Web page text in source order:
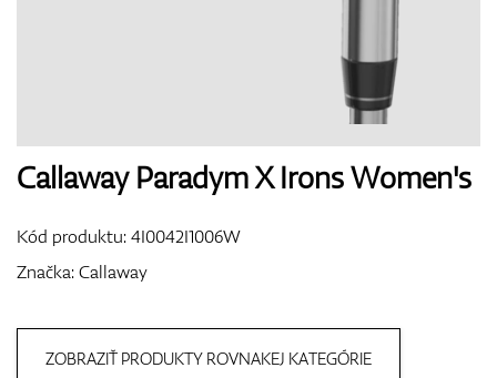
Bagy
Callaway Paradym X Irons Women's
Kód produktu:4I0042I1006W
Značka:Callaway
ZOBRAZIŤ PRODUKTY ROVNAKEJ KATEGÓRIE